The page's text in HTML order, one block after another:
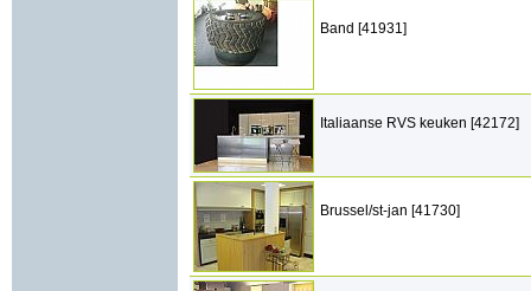
Band [41931]
Italiaanse RVS keuken [42172]
Brussel/st-jan [41730]